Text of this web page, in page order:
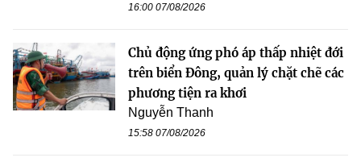
16:00 07/08/2026
Chủ động ứng phó áp thấp nhiệt đới
trên biển Đông, quản lý chặt chẽ các
phương tiện ra khơi
Nguyễn Thanh
15:58 07/08/2026